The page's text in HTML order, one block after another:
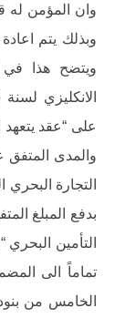
وان المؤمن له
ويتضح هذا في
على “عقد
والمدى المتفق
بدفع المبلغ
التأمين البحري
تماماً الى
الخامس من